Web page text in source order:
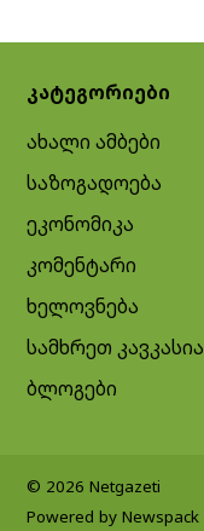
კატეგორიები
ახალი ამბები
საზოგადოება
ეკონომიკა
კომენტარი
ხელოვნება
სამხრეთ კავკასია
ბლოგები
© 2026 Netgazeti
Powered by Newspack